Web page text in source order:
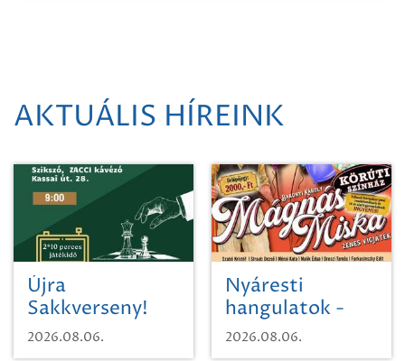
AKTUÁLIS HÍREINK
Újra
Sakkverseny!
2026.08.06.
Nyáresti
hangulatok -
Mágnás Miska
2026.08.06.